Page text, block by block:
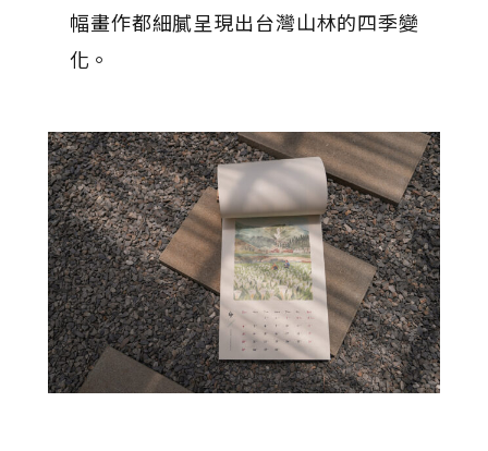
幅畫作都細膩呈現出台灣山林的四季變
化。